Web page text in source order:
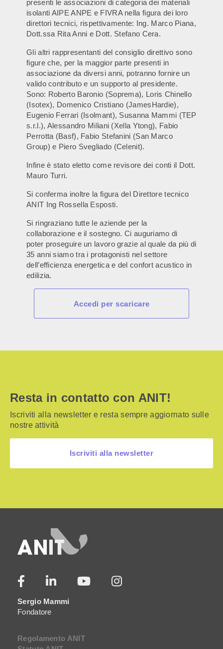
presenti le associazioni di categoria dei materiali
isolanti AIPE ANPE e FIVRA nella figura dei loro
direttori tecnici, rispettivamente: Ing. Marco Piana,
Dott.ssa Rita Anni e Dott. Stefano Cera.
Gli altri rappresentanti del consiglio direttivo sono
figure che, per la maggior parte presenti in
associazione da diversi anni, potranno fornire un
valido contributo e un supporto al presidente.
Sono: Roberto Baronio (Soprema), Loris Chinello
(Isotex), Domenico Cristiano (JamesHardie),
Eugenio Ferrari (Isolmant), Susanna Mammi (TEP
s.r.l.), Alessandro Miliani (Xella Ytong), Fabio
Perrotta (Basf), Fabio Stefanini (San Marco
Group) e Piero Svegliado (Celenit).
Infine è stato eletto come revisore dei conti il Dott.
Mauro Turri.
Si conferma inoltre la figura del Direttore tecnico
ANIT Ing Rossella Esposti.
Si ringraziano tutte le aziende per la
collaborazione e il sostegno. Ci auguriamo di
poter proseguire un lavoro grazie al quale da più di
35 anni siamo tra i protagonisti nel settore
dell’efficienza energetica e del confort acustico in
edilizia.
Accedi per scaricare
Resta in contatto con ANIT!
Iscriviti alla newsletter e resta sempre aggiornato sulle
nostre attività
Iscriviti alla newsletter
Sergio Mammi
Fondatore
Regolamento ANIT